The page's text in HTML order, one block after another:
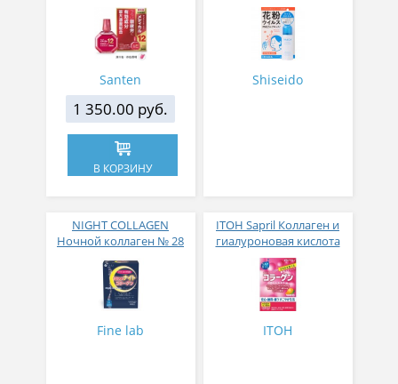
концентрацией
активных компонентов
12 мл
Santen
1 350.00 руб.
В КОРЗИНУ
вирусов и аллергий 50
гр
Shiseido
NIGHT COLLAGEN
Ночной коллаген № 28
Fine lab
ITOH Sapril Коллаген и
гиалуроновая кислота
со вкусом манго 30
стиков
ITOH